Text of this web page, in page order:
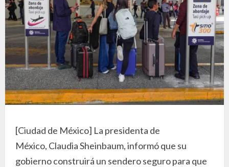
[Ciudad de México] La presidenta de
México, Claudia Sheinbaum, informó que su
gobierno construirá un sendero seguro para que